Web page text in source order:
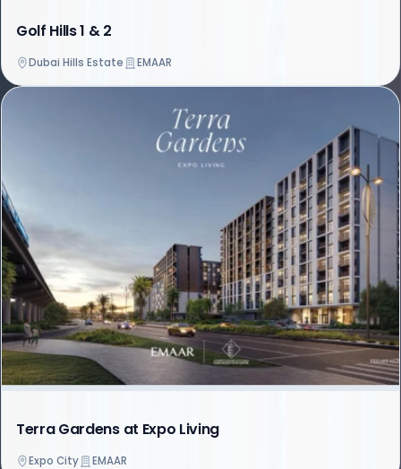
Golf Hills 1 & 2
Dubai Hills Estate EMAAR
Terra Gardens at Expo Living
Expo City EMAAR